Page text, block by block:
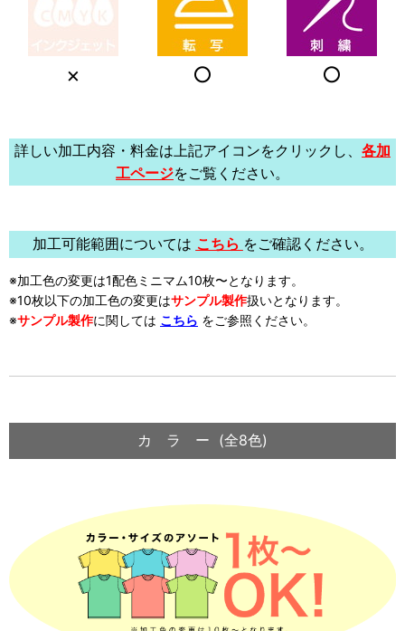
× ○ ○
詳しい加工内容・料金は上記アイコンをクリックし、 各加
工ページをご覧ください。
加工可能範囲については こちら をご確認ください。
※加工色の変更は1配色ミニマム10枚〜となります。
※10枚以下の加工色の変更はサンプル製作扱いとなります。
※サンプル製作に関しては こちら をご参照ください。
カ ラ ー (全8色)